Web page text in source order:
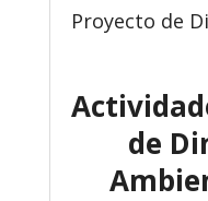
Proyecto de
de